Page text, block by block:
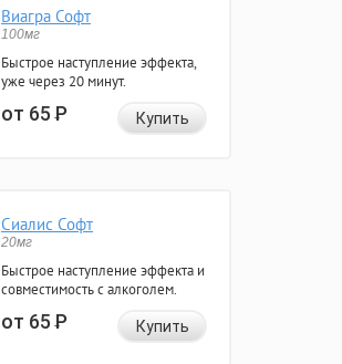
Виагра Софт
100мг
Быстрое наступление эффекта,
уже через 20 минут.
от 65Р Купить
Сиалис Софт
20мг
Быстрое наступление эффекта и
совместимость с алкоголем.
от 65Р Купить